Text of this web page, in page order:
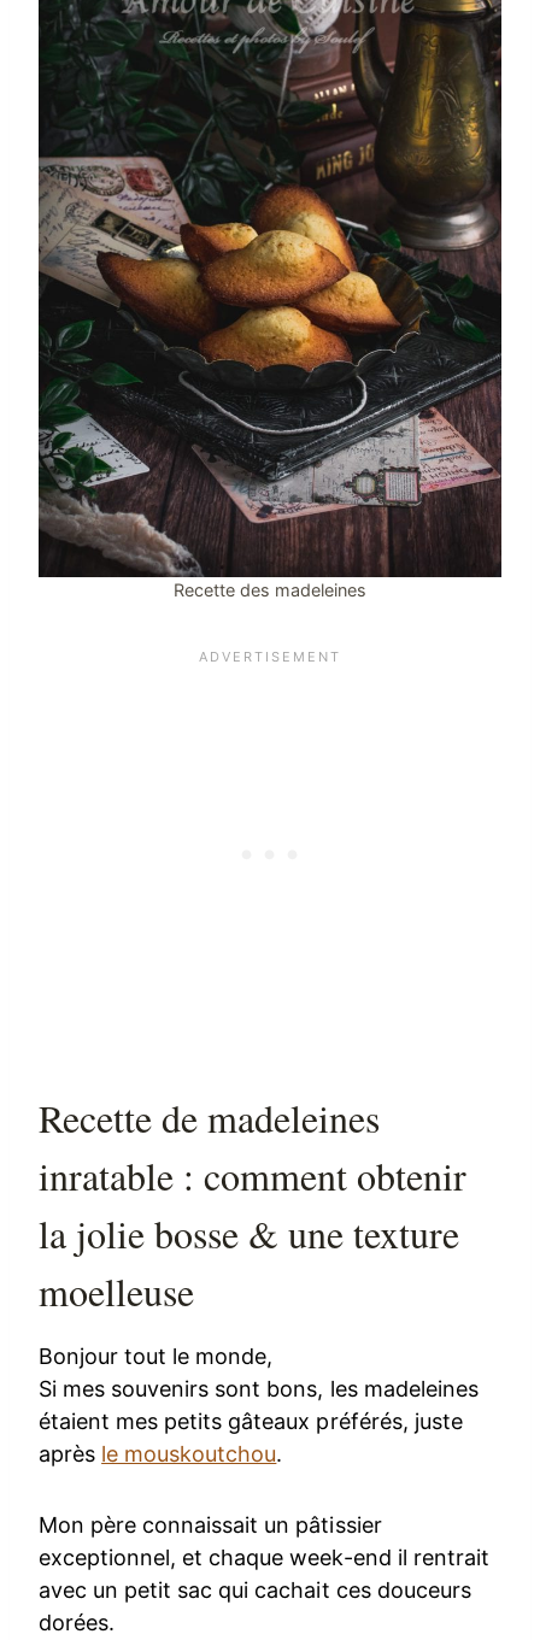
Recette des madeleines
Recette de madeleines
inratable : comment obtenir
la jolie bosse & une texture
moelleuse
Bonjour tout le monde,
Si mes souvenirs sont bons, les madeleines
étaient mes petits gâteaux préférés, juste
après le mouskoutchou.
Mon père connaissait un pâtissier
exceptionnel, et chaque week-end il rentrait
avec un petit sac qui cachait ces douceurs
dorées.